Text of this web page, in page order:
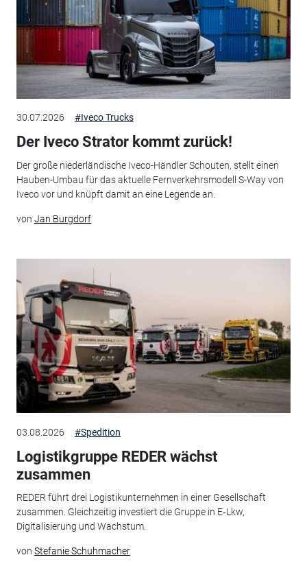
30.07.2026 #Iveco Trucks
Der Iveco Strator kommt zurück!
Der große niederländische Iveco-Händler Schouten, stellt einen
Hauben-Umbau für das aktuelle Fernverkehrsmodell S-Way von
Iveco vor und knüpft damit an eine Legende an.
von Jan Burgdorf
03.08.2026 #Spedition
Logistikgruppe REDER wächst
zusammen
REDER führt drei Logistikunternehmen in einer Gesellschaft
zusammen. Gleichzeitig investiert die Gruppe in E‑Lkw,
Digitalisierung und Wachstum.
von Stefanie Schuhmacher